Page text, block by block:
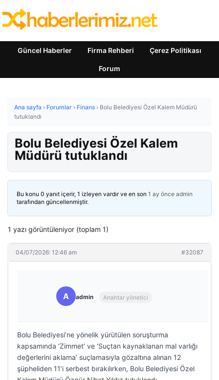
Güncel Haberler Firma Rehberi Çerez Politikası
Forum
Ana sayfa › Forumlar › Finans › Bolu Belediyesi Özel Kalem Müdürü
tutuklandı
Bolu Belediyesi Özel Kalem
Müdürü tutuklandı
Bu konu 0 yanıt içerir, 1 izleyen vardır ve en son 1 ay önce admin
tarafından güncellenmiştir.
1 yazı görüntüleniyor (toplam 1)
04/07/2026: 12:46 am #32087
A admin Anahtar yönetici
Bolu Belediyesi’ne yönelik yürütülen soruşturma
kapsamında ‘Zimmet’ ve ‘Suçtan kaynaklanan mal varlığı
değerlerini aklama’ suçlamasıyla gözaltına alınan 12
şüpheliden 11’i serbest bırakılırken, Bolu Belediyesi Özel